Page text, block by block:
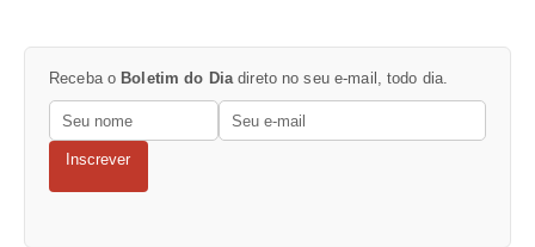
Receba o Boletim do Dia direto no seu e-mail, todo dia.
Inscrever